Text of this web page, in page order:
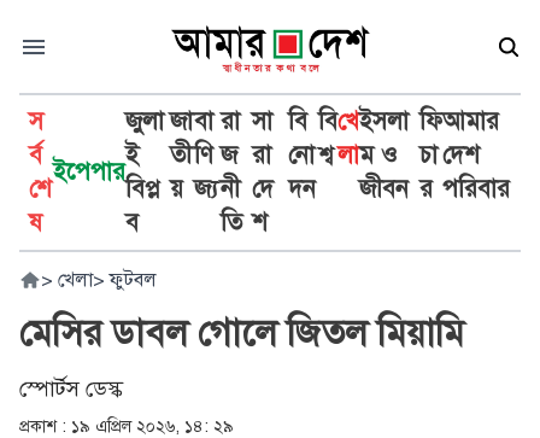
স
র্ব
শে
ষ
ইপেপার
জুলা
ই
বিপ্ল
ব
জা
তী
য়
বা
ণি
জ্য
রা
জ
নী
তি
সা
রা
দে
শ
বি
নো
দন
বি
শ্ব
খে
লা
ইসলা
ম ও
জীবন
ফি
চা
র
আমার
দেশ
পরিবার
> খেলা> ফুটবল
মেসির ডাবল গোলে জিতল মিয়ামি
স্পোর্টস ডেস্ক
প্রকাশ : ১৯ এপ্রিল ২০২৬, ১৪: ২৯